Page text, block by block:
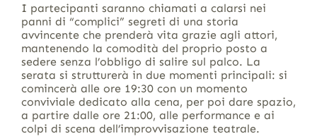
I partecipanti saranno chiamati a calarsi nei
panni di “complici” segreti di una storia
avvincente che prenderà vita grazie agli attori,
mantenendo la comodità del proprio posto a
sedere senza l’obbligo di salire sul palco. La
serata si strutturerà in due momenti principali: si
comincerà alle ore 19:30 con un momento
conviviale dedicato alla cena, per poi dare spazio,
a partire dalle ore 21:00, alle performance e ai
colpi di scena dell’improvvisazione teatrale.